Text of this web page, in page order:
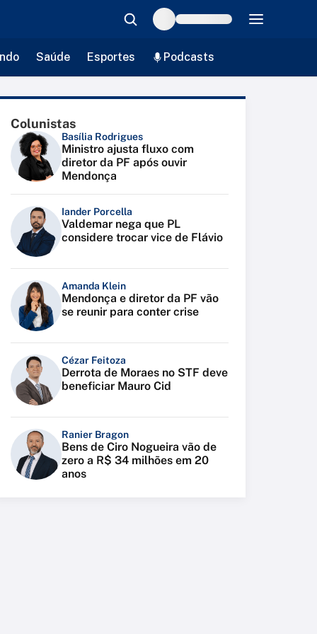
Saúde Esportes Podcasts
Colunistas
Basília Rodrigues
Ministro ajusta fluxo com
diretor da PF após ouvir
Mendonça
Iander Porcella
Valdemar nega que PL
considere trocar vice de Flávio
Amanda Klein
Mendonça e diretor da PF vão
se reunir para conter crise
Cézar Feitoza
Derrota de Moraes no STF deve
beneficiar Mauro Cid
Ranier Bragon
Bens de Ciro Nogueira vão de
zero a R$ 34 milhões em 20
anos